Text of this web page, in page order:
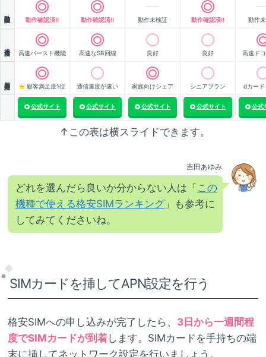
動作確認済!! 動作確認済!! 動作未検証 動作確認済!! 動作
高速バースト機能 高速なSB回線 良好 良好 高速ド
顧客満足度1位 通信速度が速い 家族向けシェア シニアプラン dカード
公式サイト 公式サイト 公式サイト 公式サイト 公式
↑この表は横スライドできます。
吉田あゆみ
どれを選んだら良いか分からない人は「 この
機種で使える格安SIMランキング 」も参考に
してみてくださいね。
SIMカードを挿してAPN設定を行う
格安SIMへの申し込みが完了したら、 3日から一週間程
度でSIMカードが到着します。SIMカードを手持ちの端
末に挿してネットワーク設定を行いましょう。